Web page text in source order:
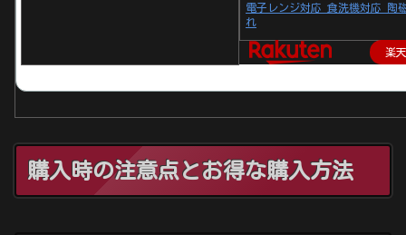
電子レンジ対応 食洗機対応 陶
れ
楽
購入時の注意点とお得な購入方法